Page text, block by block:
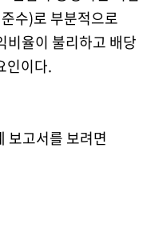
수)로 부분적으로
비율이 불리하고 배당
인이다.
보고서를 보려면